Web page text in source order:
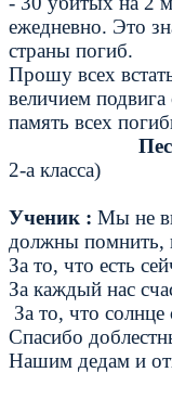
ежедневно. Это
страны погиб.
Прошу всех
величием
память всех
Песня о
2-а класса)
Ученик : Мы не
должны помнить,
За то, что есть
За каждый нас
За то, что солнце
Спасибо
Нашим дедам и
Танец